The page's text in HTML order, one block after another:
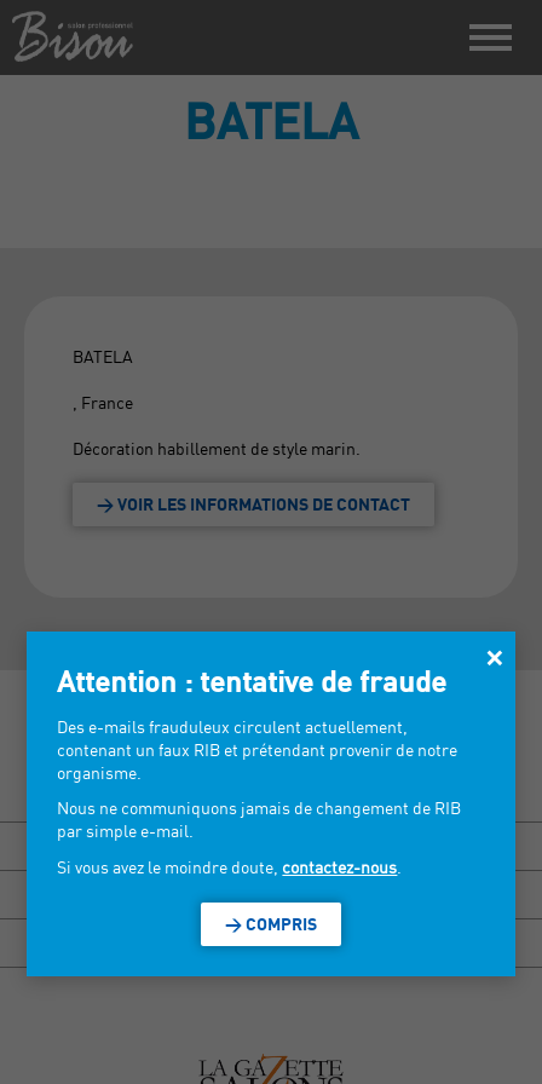
BATELA
BATELA
, France
Décoration habillement de style marin.
> VOIR LES INFORMATIONS DE CONTACT
HEXAGONE RENNES
HEXAGONE GRENOBLE
×
Attention : tentative de fraude
Des e-mails frauduleux circulent actuellement,
contenant un faux RIB et prétendant provenir de notre
organisme.
Nous ne communiquons jamais de changement de RIB
par simple e-mail.
Si vous avez le moindre doute, contactez-nous
> COMPRIS